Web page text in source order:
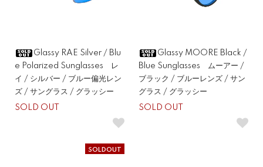
Glassy RAE Silver / Blu
e Polarized Sunglasses レ
イ / シルバー / ブルー偏光レン
ズ / サングラス / グラッシー
SOLD OUT
Glassy MOORE Black /
Blue Sunglasses ムーアー /
ブラック / ブルーレンズ / サン
グラス / グラッシー
SOLD OUT
SOLDOUT